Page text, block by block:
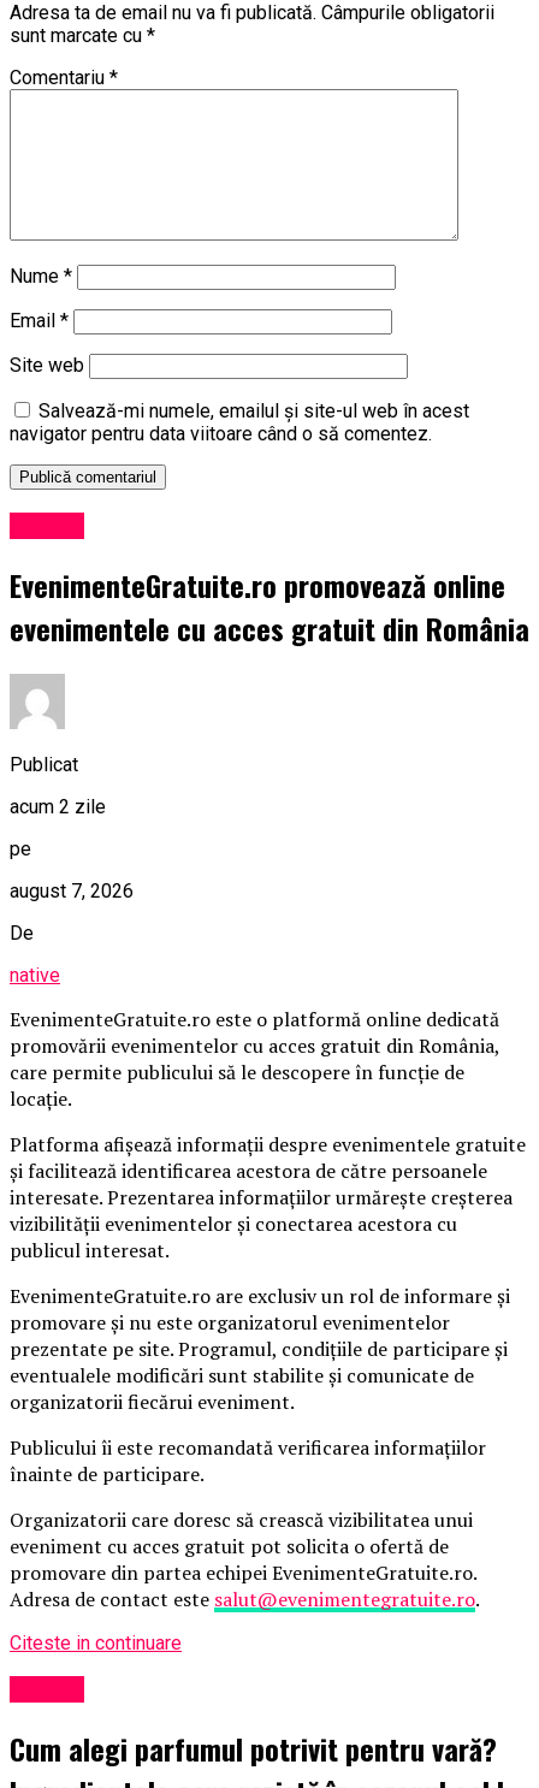
Adresa ta de email nu va fi publicată. Câmpurile obligatorii
sunt marcate cu *
Comentariu *
Nume *
Email *
Site web
Salvează-mi numele, emailul și site-ul web în acest
navigator pentru data viitoare când o să comentez.
EvenimenteGratuite.ro promovează online
evenimentele cu acces gratuit din România
Publicat
acum 2 zile
pe
august 7, 2026
De
native
EvenimenteGratuite.ro este o platformă online dedicată
promovării evenimentelor cu acces gratuit din România,
care permite publicului să le descopere în funcție de
locație.
Platforma afișează informații despre evenimentele gratuite
și facilitează identificarea acestora de către persoanele
interesate. Prezentarea informațiilor urmărește creșterea
vizibilității evenimentelor și conectarea acestora cu
publicul interesat.
EvenimenteGratuite.ro are exclusiv un rol de informare și
promovare și nu este organizatorul evenimentelor
prezentate pe site. Programul, condițiile de participare și
eventualele modificări sunt stabilite și comunicate de
organizatorii fiecărui eveniment.
Publicului îi este recomandată verificarea informațiilor
înainte de participare.
Organizatorii care doresc să crească vizibilitatea unui
eveniment cu acces gratuit pot solicita o ofertă de
promovare din partea echipei EvenimenteGratuite.ro.
Adresa de contact este salut@evenimentegratuite.ro.
Citeste in continuare
Cum alegi parfumul potrivit pentru vară?